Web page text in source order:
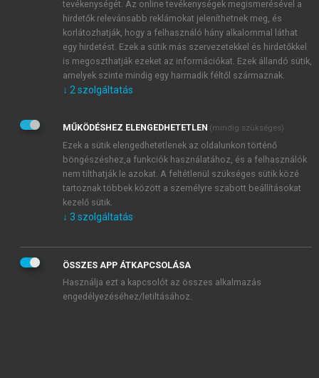
JELSZÓ ÚJRA
Kérek értesítést a MeRSZ újdonságairól, akcióiról.
Kérek értesítést az Akadémiai Kiadó Zrt. újdonságairól,
Adatkezelési tájékoztatóbanfoglaltakat tudomásul
veszem és elfogadom.
Általános vásárlási feltételeket, valamint a szotar.netés a
mersz.huoldalak licencszerződéseiben foglaltakat
tudomásul veszem és elfogadom.
KIPRÓBÁLOM
tevékenységét. Az online tevékenységek megismerésével a
hirdetők relevánsabb reklámokat jeleníthetnek meg, és
korlátozhatják, hogy a felhasználó hány alkalommal láthat
egy hirdetést. Ezek a sütik más szervezetekkel és hirdetőkkel
is megoszthatják ezeket az információkat. Ezek állandó sütik,
amelyek szinte mindig egy harmadik féltől származnak.
↓ 2 szolgáltatás
MŰKÖDÉSHEZ ELENGEDHETETLEN (mindig szükséges)
Ezek a sütik elengedhetetlenek az oldalunkon történő
böngészéshez,a funkciók használatához, és a felhasználók
nem tilthatják le azokat. A feltétlenül szükséges sütik közé
tartoznak többek között a személyre szabott beállításokat
kezelő sütik.
↓ 3 szolgáltatás
ÖSSZES APP ÁTKAPCSOLÁSA
Használja ezt a kapcsolót az összes alkalmazás
engedélyezéséhez/letiltásához.